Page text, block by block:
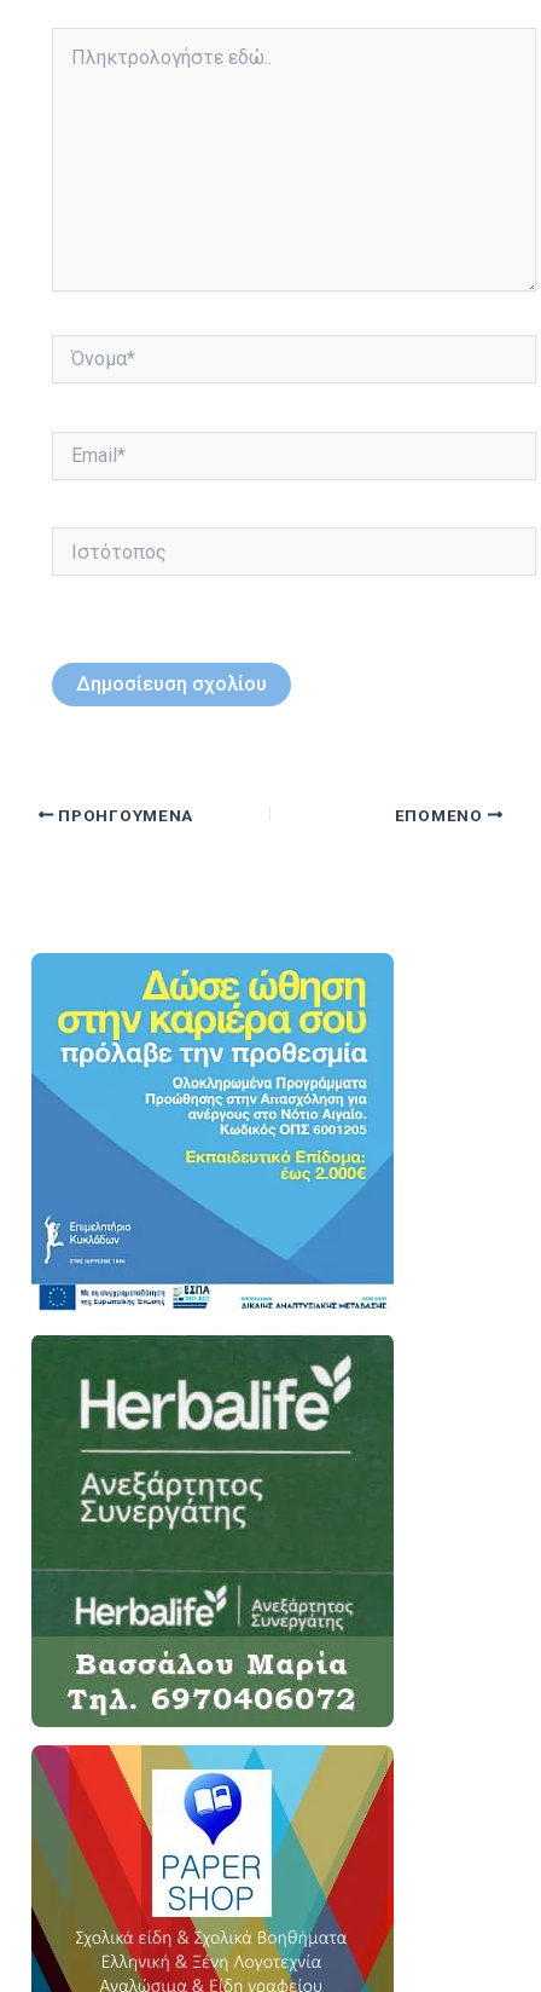
εδώ..
Όνομα*
Ιστότοπος
ΠΡΟΗΓΟΎΜΕΝΑ ΕΠΌΜΕΝΟ